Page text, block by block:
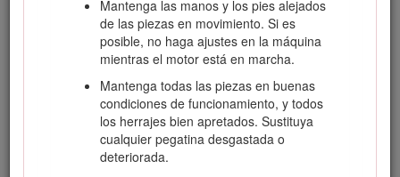
Mantenga las manos y los pies alejados
de las piezas en movimiento. Si es
posible, no haga ajustes en la máquina
mientras el motor está en marcha.
Mantenga todas las piezas en buenas
condiciones de funcionamiento, y todos
los herrajes bien apretados. Sustituya
cualquier pegatina desgastada o
deteriorada.
lugar cerrado.
Utilice la máquina únicamente con buena
luz, alejándose de agujeros y peligros
ocultos.
Arranque el motor únicamente desde el
puesto del operador.
Sepa siempre dónde pisa, especialmente
cuando vaya hacia atrás. Camine, no corra.